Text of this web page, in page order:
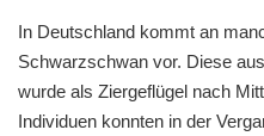
In Deutschland kommt an
Schwarzschwan vor. Diese
wurde als Ziergeflügel nach
Individuen konnten in der